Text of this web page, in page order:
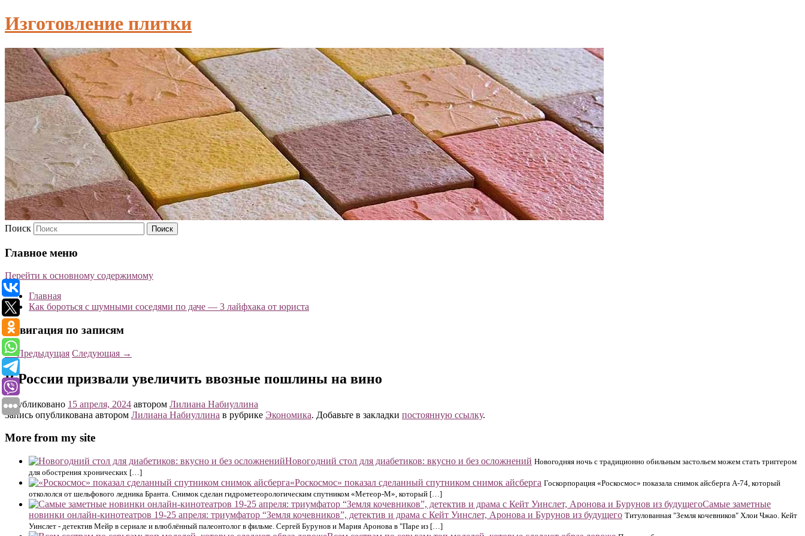
Изготовление плитки
Поиск
Главное меню
Перейти к основному содержимому
Главная
Как бороться с шумными соседями по даче — 3 лайфхака от юриста
Навигация по записям
←Предыдущая Следующая →
В России призвали увеличить ввозные пошлины на вино
Опубликовано 15 апреля, 2024 автором Лилиана Набиуллина
Запись опубликована автором Лилиана Набиуллина в рубрике Экономика. Добавьте в закладки постоянную ссылку.
More from my site
Новогодний стол для диабетиков: вкусно и без осложнений Новогодняя ночь с традиционно обильным застольем можем стать триггером
для обострения хронических […]
«Роскосмос» показал сделанный спутником снимок айсберга Госкорпорация «Роскосмос» показала снимок айсберга А-74, который
откололся от шельфового ледника Бранта. Снимок сделан гидрометеорологическим спутником «Метеор-М», который […]
Самые заметные
новинки онлайн-кинотеатров 19-25 апреля: триумфатор “Земля кочевников”, детектив и драма с Кейт Уинслет, Аронова и Бурунов из будущего Титулованная "Земля кочевников" Хлои Чжао. Кейт
Уинслет - детектив Мейр в сериале и влюблённый палеонтолог в фильме. Сергей Бурунов и Мария Аронова в "Паре из […]